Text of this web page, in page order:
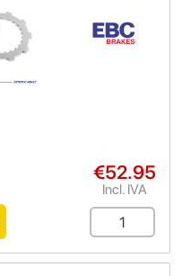
€52.95
Incl. IVA